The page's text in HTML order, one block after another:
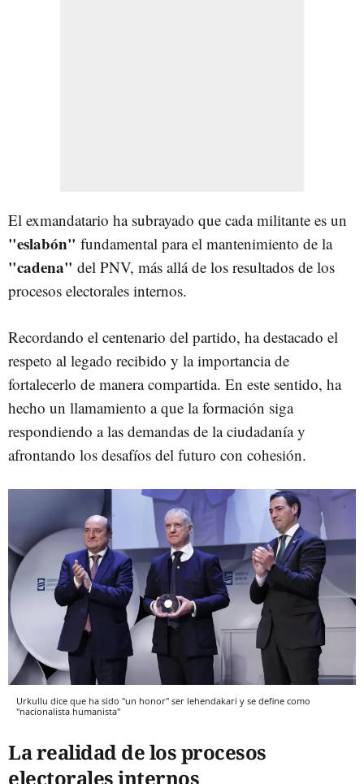
El exmandatario ha subrayado que cada militante es un
"eslabón" fundamental para el mantenimiento de la
"cadena" del PNV, más allá de los resultados de los
procesos electorales internos.
Recordando el centenario del partido, ha destacado el
respeto al legado recibido y la importancia de
fortalecerlo de manera compartida. En este sentido, ha
hecho un llamamiento a que la formación siga
respondiendo a las demandas de la ciudadanía y
afrontando los desafíos del futuro con cohesión.
Urkullu dice que ha sido "un honor" ser lehendakari y se define como
"nacionalista humanista"
La realidad de los procesos
electorales internos